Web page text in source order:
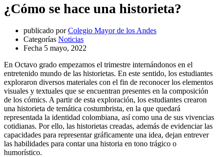
¿Cómo se hace una historieta?
publicado por Colegio Mayor de los Andes
Categorías Noticias
Fecha 5 mayo, 2022
En Octavo grado empezamos el trimestre internándonos en el
entretenido mundo de las historietas. En este sentido, los estudiantes
exploraron diversos materiales con el fin de reconocer los elementos
visuales y textuales que se encuentran presentes en la composición
de los cómics. A partir de esta exploración, los estudiantes crearon
una historieta de temática costumbrista, en la que quedará
representada la identidad colombiana, así como una de sus vivencias
cotidianas. Por ello, las historietas creadas, además de evidenciar las
capacidades para representar gráficamente una idea, dejan entrever
las habilidades para contar una historia en tono trágico o
humorístico.